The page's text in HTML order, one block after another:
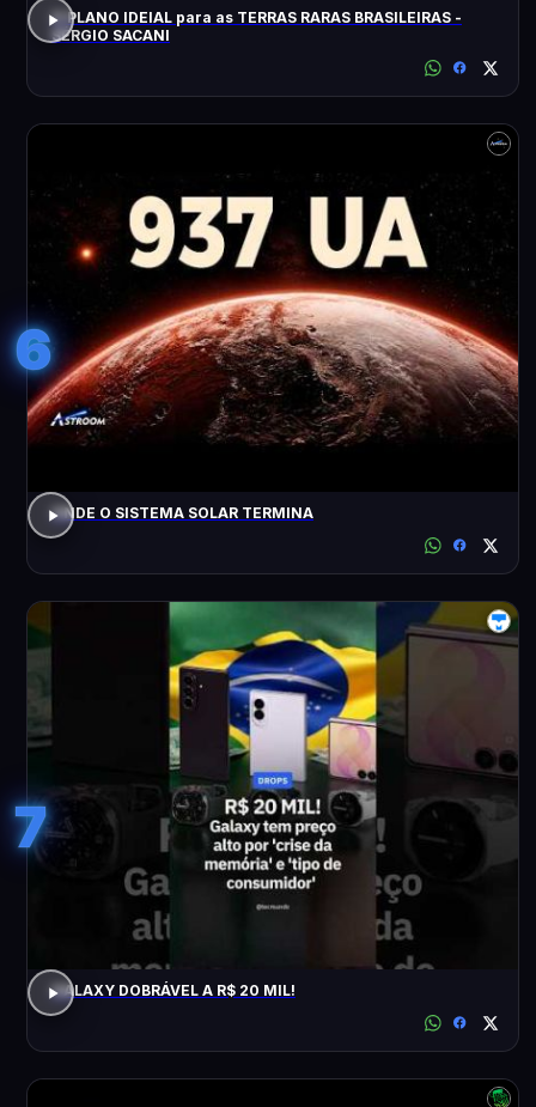
O PLANO IDEIAL para as TERRAS RARAS BRASILEIRAS -
SÉRGIO SACANI
6
ONDE O SISTEMA SOLAR TERMINA
7
GALAXY DOBRÁVEL A R$ 20 MIL!